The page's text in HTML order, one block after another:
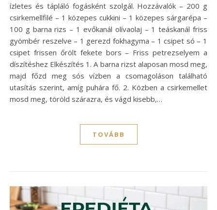
ízletes és tápláló fogásként szolgál. Hozzávalók – 200 g
csirkemellfilé – 1 közepes cukkini – 1 közepes sárgarépa –
100 g barna rizs – 1 evőkanál olívaolaj – 1 teáskanál friss
gyömbér reszelve – 1 gerezd fokhagyma – 1 csipet só – 1
csipet frissen őrölt fekete bors – Friss petrezselyem a
díszítéshez Elkészítés 1. A barna rizst alaposan mosd meg,
majd főzd meg sós vízben a csomagoláson található
utasítás szerint, amíg puhára fő. 2. Közben a csirkemellet
mosd meg, töröld szárazra, és vágd kisebb,…
TOVÁBB